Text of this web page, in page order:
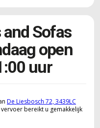
Sofas
open
uur
De Liesbosch 72, 3439LC
bereikt u gemakkelijk